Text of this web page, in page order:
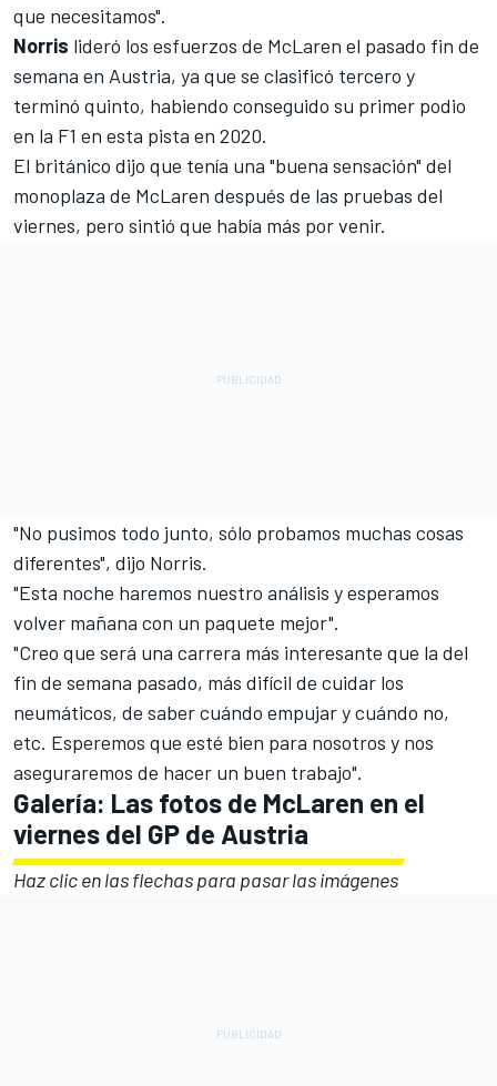
que necesitamos".
Norris lideró los esfuerzos de McLaren el pasado fin de
semana en Austria, ya que se clasificó tercero y
terminó quinto, habiendo conseguido su primer podio
en la F1 en esta pista en 2020.
El británico dijo que tenía una "buena sensación" del
monoplaza de McLaren después de las pruebas del
viernes, pero sintió que había más por venir.
"No pusimos todo junto, sólo probamos muchas cosas
diferentes", dijo Norris.
"Esta noche haremos nuestro análisis y esperamos
volver mañana con un paquete mejor".
"Creo que será una carrera más interesante que la del
fin de semana pasado, más difícil de cuidar los
neumáticos, de saber cuándo empujar y cuándo no,
etc. Esperemos que esté bien para nosotros y nos
aseguraremos de hacer un buen trabajo".
Galería: Las fotos de McLaren en el
viernes del GP de Austria
Haz clic en las flechas para pasar las imágenes